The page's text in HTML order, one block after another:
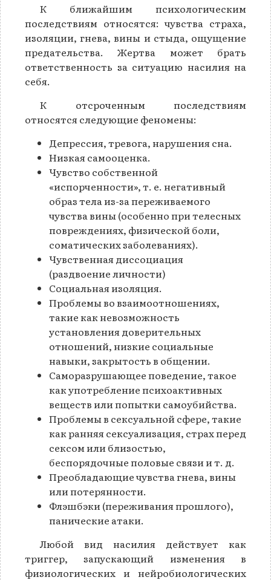
К ближайшим психологическим
последствиям относятся: чувства страха,
изоляции, гнева, вины и стыда, ощущение
предательства. Жертва может брать
ответственность за ситуацию насилия на
себя.
К отсроченным последствиям
относятся следующие феномены:
Депрессия, тревога, нарушения сна.
Низкая самооценка.
Чувство собственной
«испорченности», т. е. негативный
образ тела из-за переживаемого
чувства вины (особенно при телесных
повреждениях, физической боли,
соматических заболеваниях).
Чувственная диссоциация
(раздвоение личности)
Социальная изоляция.
Проблемы во взаимоотношениях,
такие как невозможность
установления доверительных
отношений, низкие социальные
навыки, закрытость в общении.
Саморазрушающее поведение, такое
как употребление психоактивных
веществ или попытки самоубийства.
Проблемы в сексуальной сфере, такие
как ранняя сексуализация, страх перед
сексом или близостью,
беспорядочные половые связи и т. д.
Преобладающие чувства гнева, вины
или потерянности.
Флэшбэки (переживания прошлого),
панические атаки.
Любой вид насилия действует как
триггер, запускающий изменения в
физиологических и нейробиологических